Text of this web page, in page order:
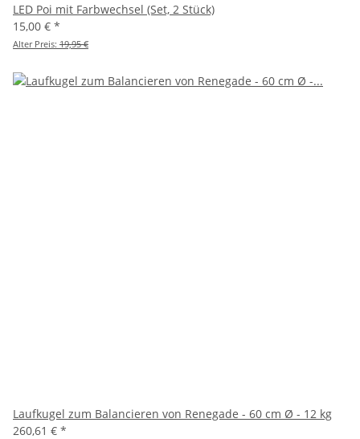
LED Poi mit Farbwechsel (Set, 2 Stück)
15,00 € *
Alter Preis: 19,95 €
Laufkugel zum Balancieren von Renegade - 60 cm Ø - 12 kg
260,61 € *